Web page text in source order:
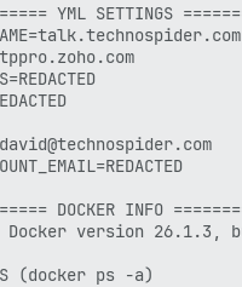
YML SETTINGS
DOCKER INFO
Docker version
(docker ps -a)